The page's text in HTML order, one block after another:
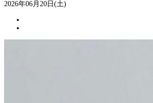
2026年06月20日(土)